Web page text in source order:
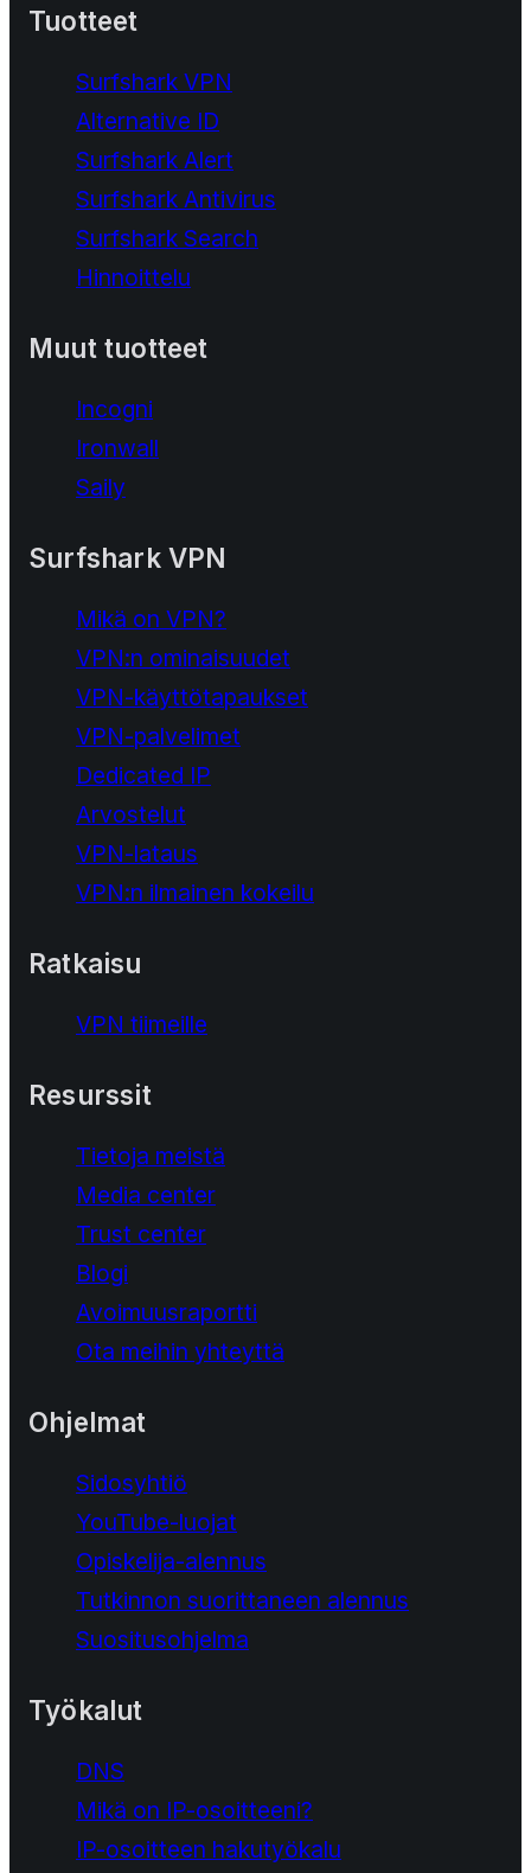
Tuotteet
Surfshark VPN
Alternative ID
Surfshark Alert
Surfshark Antivirus
Surfshark Search
Hinnoittelu
Muut tuotteet
Incogni
Ironwall
Saily
Surfshark VPN
Mikä on VPN?
VPN:n ominaisuudet
VPN-käyttötapaukset
VPN-palvelimet
Dedicated IP
Arvostelut
VPN-lataus
VPN:n ilmainen kokeilu
Ratkaisu
VPN tiimeille
Resurssit
Tietoja meistä
Media center
Trust center
Blogi
Avoimuusraportti
Ota meihin yhteyttä
Ohjelmat
Sidosyhtiö
YouTube-luojat
Opiskelija-alennus
Tutkinnon suorittaneen alennus
Suositusohjelma
Työkalut
DNS
Mikä on IP-osoitteeni?
IP-osoitteen hakutyökalu